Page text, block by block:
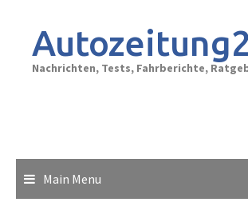
content
Nachrichten, Tests, Fahrberichte,
Main Menu